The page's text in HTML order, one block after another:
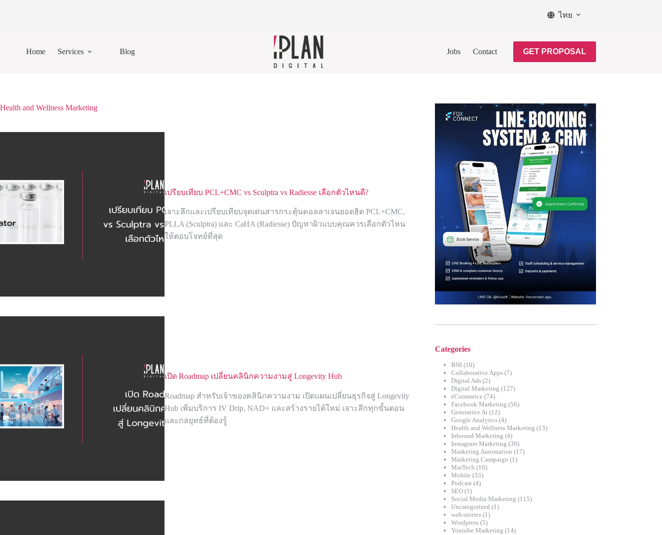
ไทย
Home Services Blog Jobs Contact GET PROPOSAL
Health and Wellness Marketing
เปรียบเทียบ PCL+CMC vs Sculptra vs Radiesse เลือกตัวไหนดี?
เจาะลึกและเปรียบเทียบจุดเด่นสารกระตุ้นคอลลาเจนยอดฮิต PCL+CMC,
PLLA (Sculptra) และ CaHA (Radiesse) ปัญหาผิวแบบคุณควรเลือกตัวไหน
ให้ตอบโจทย์ที่สุด
เปิด Roadmap เปลี่ยนคลินิกความงามสู่ Longevity Hub
Roadmap สำหรับเจ้าของคลินิกความงาม เปิดแผนเปลี่ยนธุรกิจสู่ Longevity
Hub เพิ่มบริการ IV Drip, NAD+ และสร้างรายได้ใหม่ เจาะลึกทุกขั้นตอน
และกลยุทธ์ที่ต้องรู้
Categories
BNI(10)
Collaborative Apps(7)
Digital Ads(2)
Digital Marketing (127)
eCommerce(74)
Facebook Marketing (56)
Generative Ai (12)
Google Analytics(4)
Health and Wellness Marketing (13)
Inbound Marketing (4)
Instagram Marketing (30)
Marketing Automation (17)
Marketing Campaign (1)
MarTech (16)
Mobile(33)
Podcast(4)
SEO(1)
Social Media Marketing (115)
Uncategorized (1)
web-stories(1)
Wordpress(5)
Youtube Marketing (14)